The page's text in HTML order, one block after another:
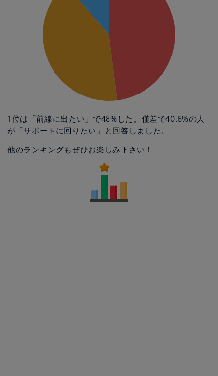
1位は「前線に出たい」で48%した。僅差で40.6%の人
が「サポートに回りたい」と回答しました。
他のランキングもぜひお楽しみ下さい！